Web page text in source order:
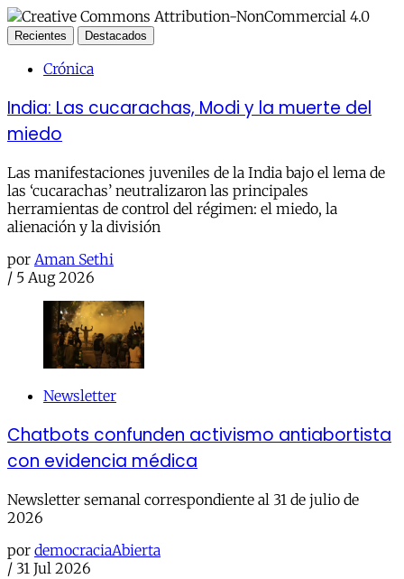
Recientes Destacados
Crónica
India: Las cucarachas, Modi y la muerte del
miedo
Las manifestaciones juveniles de la India bajo el lema de
las ‘cucarachas’ neutralizaron las principales
herramientas de control del régimen: el miedo, la
alienación y la división
por Aman Sethi
/ 5 Aug 2026
Newsletter
Chatbots confunden activismo antiabortista
con evidencia médica
Newsletter semanal correspondiente al 31 de julio de
2026
por democraciaAbierta
/ 31 Jul 2026